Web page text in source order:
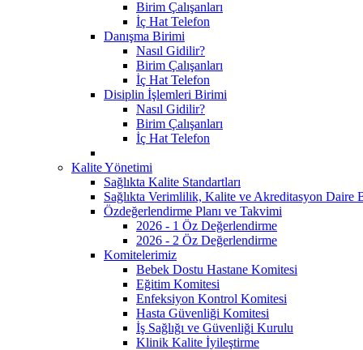
Birim Çalışanları
İç Hat Telefon
Danışma Birimi
Nasıl Gidilir?
Birim Çalışanları
İç Hat Telefon
Disiplin İşlemleri Birimi
Nasıl Gidilir?
Birim Çalışanları
İç Hat Telefon
Kalite Yönetimi
Sağlıkta Kalite Standartları
Sağlıkta Verimlilik, Kalite ve Akreditasyon Daire
Özdeğerlendirme Planı ve Takvimi
2026 - 1 Öz Değerlendirme
2026 - 2 Öz Değerlendirme
Komitelerimiz
Bebek Dostu Hastane Komitesi
Eğitim Komitesi
Enfeksiyon Kontrol Komitesi
Hasta Güvenliği Komitesi
İş Sağlığı ve Güvenliği Kurulu
Klinik Kalite İyileştirme